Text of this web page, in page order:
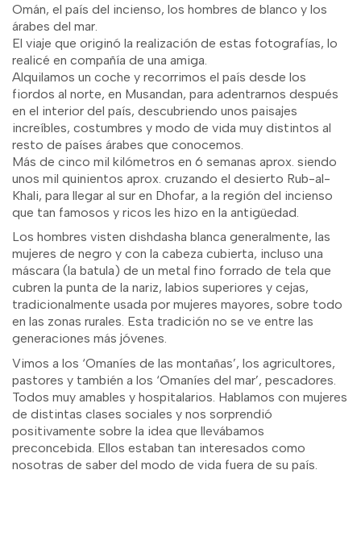
Omán, el país del incienso, los hombres de blanco y los
árabes del mar.
El viaje que originó la realización de estas fotografías, lo
realicé en compañía de una amiga.
Alquilamos un coche y recorrimos el país desde los
fiordos al norte, en Musandan, para adentrarnos después
en el interior del país, descubriendo unos paisajes
increíbles, costumbres y modo de vida muy distintos al
resto de países árabes que conocemos.
Más de cinco mil kilómetros en 6 semanas aprox. siendo
unos mil quinientos aprox. cruzando el desierto Rub-al-
Khali, para llegar al sur en Dhofar, a la región del incienso
que tan famosos y ricos les hizo en la antigüedad.
Los hombres visten dishdasha blanca generalmente, las
mujeres de negro y con la cabeza cubierta, incluso una
máscara (la batula) de un metal fino forrado de tela que
cubren la punta de la nariz, labios superiores y cejas,
tradicionalmente usada por mujeres mayores, sobre todo
en las zonas rurales. Esta tradición no se ve entre las
generaciones más jóvenes.
Vimos a los ‘Omaníes de las montañas’, los agricultores,
pastores y también a los ‘Omaníes del mar’, pescadores.
Todos muy amables y hospitalarios. Hablamos con mujeres
de distintas clases sociales y nos sorprendió
positivamente sobre la idea que llevábamos
preconcebida. Ellos estaban tan interesados como
nosotras de saber del modo de vida fuera de su país.